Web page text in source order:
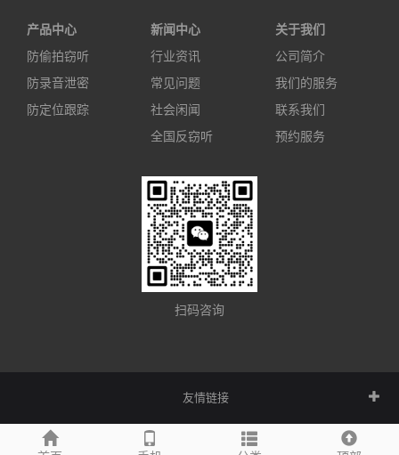
产品中心
防偷拍窃听
防录音泄密
防定位跟踪
新闻中心
行业资讯
常见问题
社会闲闻
全国反窃听
关于我们
公司简介
我们的服务
联系我们
预约服务
扫码咨询
友情链接